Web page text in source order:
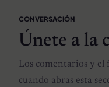
CONVERSACIÓN
Únete a la
Los comentarios y el
cuando abras esta